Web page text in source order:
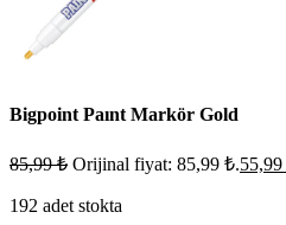
Bigpoint Paınt Markör Gold
85,99₺ Orijinal fiyat: 85,99 ₺.55,99
192 adet stokta